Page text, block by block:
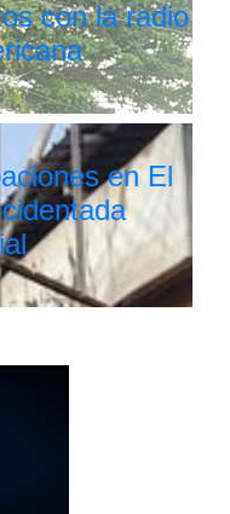
con la radio
en El